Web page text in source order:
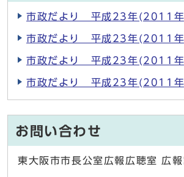
市政だより 平成23年(2011
市政だより 平成23年(2011
市政だより 平成23年(2011
市政だより 平成23年(2011
お問い合わせ
東大阪市市長公室広報広聴室 広